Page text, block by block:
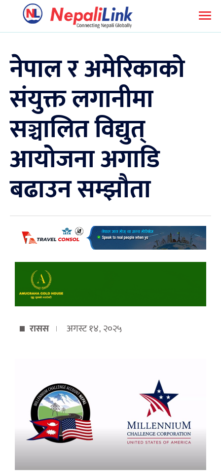
नेपाल र अमेरिकाको
संयुक्त लगानीमा
सञ्चालित विद्युत्
आयोजना अगाडि
बढाउन सम्झौता
रासस अगस्ट १४, २०२५